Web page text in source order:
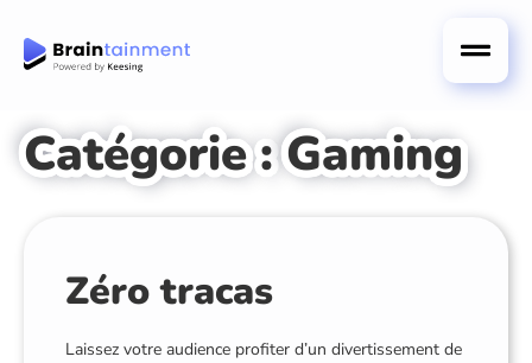
Catégorie :Gaming
Zéro tracas
Laissez votre audience profiter d’un divertissement de